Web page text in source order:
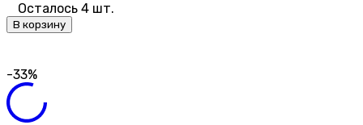
Осталось 4 шт.
В корзину
-33%